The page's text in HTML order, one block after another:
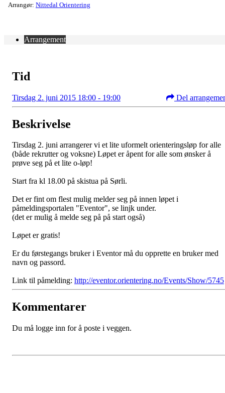
Arrangør: Nittedal Orientering
Arrangement
Tid
Tirsdag 2. juni 2015 18:00 - 19:00 Del
Beskrivelse
Tirsdag 2. juni arrangerer vi et lite uformelt orienteringsløp for alle
(både rekrutter og voksne) Løpet er åpent for alle som ønsker å
prøve seg på et lite o-løp!
Start fra kl 18.00 på skistua på Sørli.
Det er fint om flest mulig melder seg på innen løpet i
påmeldingsportalen "Eventor", se linjk under.
(det er mulig å melde seg på på start også)
Løpet er gratis!
Er du førstegangs bruker i Eventor må du opprette en bruker med
navn og passord.
Link til påmelding: http://eventor.orientering.no/Events/Show/5745
Kommentarer
Du må logge inn for å poste i veggen.